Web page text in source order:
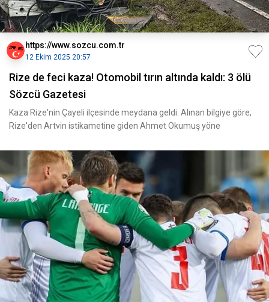
https://www.sozcu.com.tr
12 Ekim 2025 20:57
Rize de feci kaza! Otomobil tırın altında kaldı: 3 ölü
Sözcü Gazetesi
Kaza Rize'nin Çayeli ilçesinde meydana geldi. Alınan bilgiye göre,
Rize'den Artvin istikametine giden Ahmet Okumuş yöne